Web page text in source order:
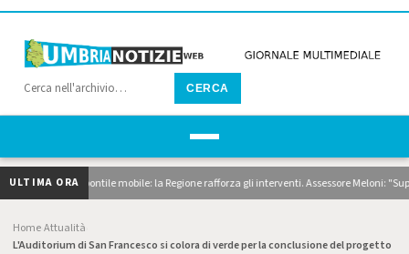
CERCA
ULTIMA ORAe pontile mobile: la Regione rafforza gli interventi. Assessore Meloni:
HomeAttualità
L'Auditorium di San Francesco si colora di verde per la conclusione del progetto